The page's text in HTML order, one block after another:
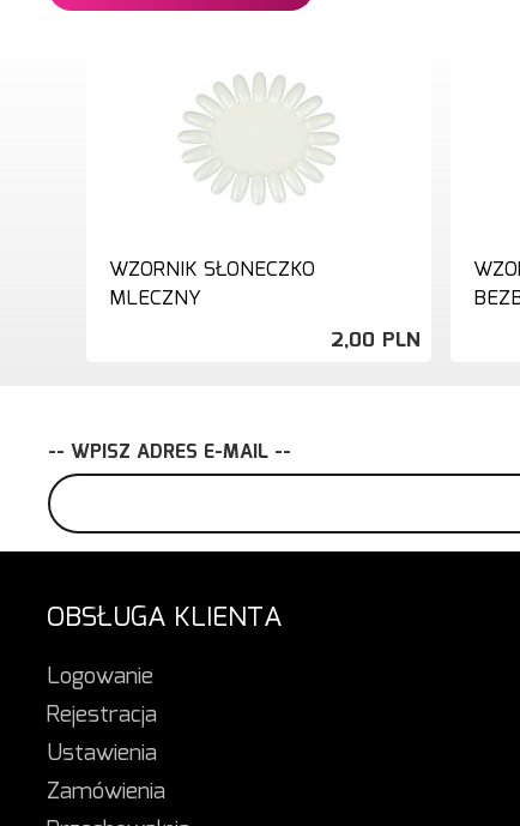
WZORNIK SŁONECZKO
MLECZNY
2,00 PLN
-- WPISZ ADRES E-MAIL --
OBSŁUGA KLIENTA
Logowanie
Rejestracja
Ustawienia
Zamówienia